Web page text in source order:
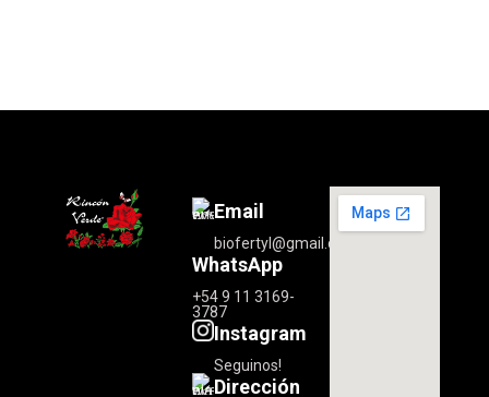
Email
biofertyl@gmail.com
WhatsApp
+54 9 11 3169-
3787
Instagram
Seguinos!
Dirección